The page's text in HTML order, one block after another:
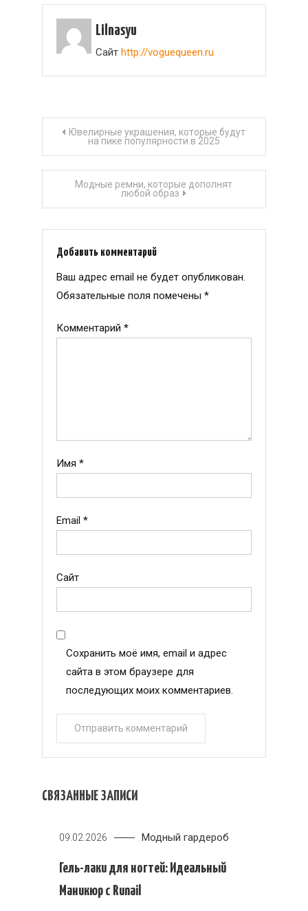
Lilnasyu
Сайт http://voguequeen.ru
Навигация
записям
Ювелирные украшения, которые будут
на пике популярности в 2025
Модные ремни, которые дополнят
любой образ
Добавить комментарий
Ваш адрес email не будет опубликован.
Обязательные поля помечены *
Комментарий *
Имя *
Email *
Сайт
Сохранить моё имя, email и адрес
сайта в этом браузере для
последующих моих комментариев.
СВЯЗАННЫЕ ЗАПИСИ
09.02.2026 Модный гардероб
Гель-лаки для ногтей: Идеальный
Маникюр с Runail